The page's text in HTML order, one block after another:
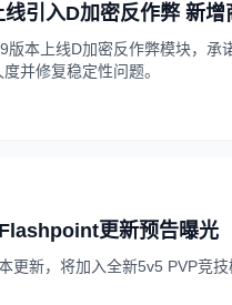
引入D加密反作弊 新
版本上线D加密反作弊模块，
并修复稳定性问题。
更新预告曝光
更新，将加入全新5v5 PVP竞